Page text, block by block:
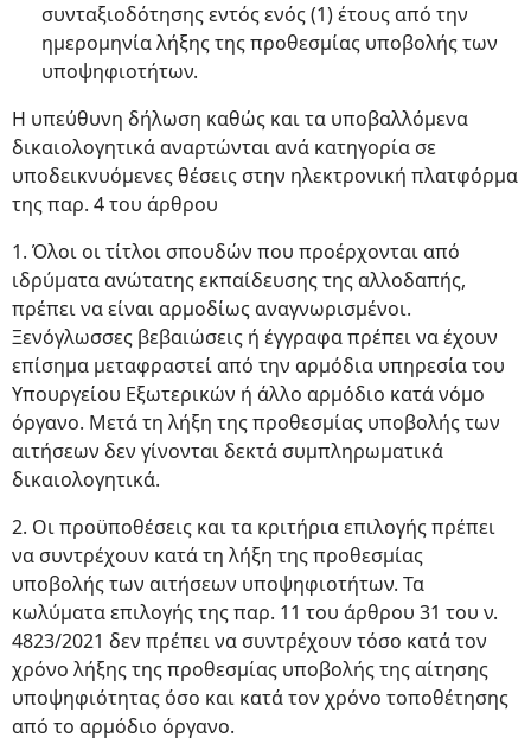
συνταξιοδότησης εντός ενός (1) έτους από την
ημερομηνία λήξης της προθεσμίας υποβολής των
υποψηφιοτήτων.
Η υπεύθυνη δήλωση καθώς και τα υποβαλλόμενα
δικαιολογητικά αναρτώνται ανά κατηγορία σε
υποδεικνυόμενες θέσεις στην ηλεκτρονική πλατφόρμα
της παρ. 4 του άρθρου
1. Όλοι οι τίτλοι σπουδών που προέρχονται από
ιδρύματα ανώτατης εκπαίδευσης της αλλοδαπής,
πρέπει να είναι αρμοδίως αναγνωρισμένοι.
Ξενόγλωσσες βεβαιώσεις ή έγγραφα πρέπει να έχουν
επίσημα μεταφραστεί από την αρμόδια υπηρεσία του
Υπουργείου Εξωτερικών ή άλλο αρμόδιο κατά νόμο
όργανο. Μετά τη λήξη της προθεσμίας υποβολής των
αιτήσεων δεν γίνονται δεκτά συμπληρωματικά
δικαιολογητικά.
2. Οι προϋποθέσεις και τα κριτήρια επιλογής πρέπει
να συντρέχουν κατά τη λήξη της προθεσμίας
υποβολής των αιτήσεων υποψηφιοτήτων. Τα
κωλύματα επιλογής της παρ. 11 του άρθρου 31 του ν.
4823/2021 δεν πρέπει να συντρέχουν τόσο κατά τον
χρόνο λήξης της προθεσμίας υποβολής της αίτησης
υποψηφιότητας όσο και κατά τον χρόνο τοποθέτησης
από το αρμόδιο όργανο.